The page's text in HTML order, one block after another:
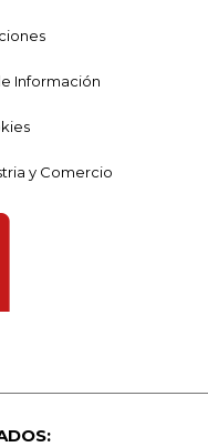
Información
y Comercio